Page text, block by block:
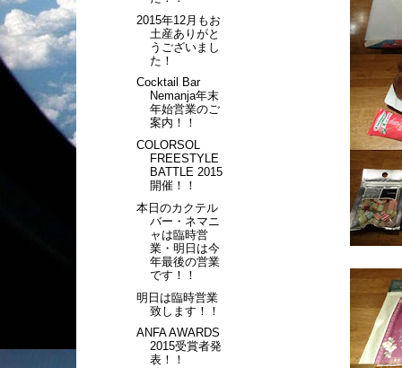
2015年12月もお
土産ありがと
うございまし
た！
Cocktail Bar
Nemanja年末
年始営業のご
案内！！
COLORSOL
FREESTYLE
BATTLE 2015
開催！！
本日のカクテル
バー・ネマニ
ャは臨時営
業・明日は今
年最後の営業
です！！
明日は臨時営業
致します！！
ANFA AWARDS
2015受賞者発
表！！